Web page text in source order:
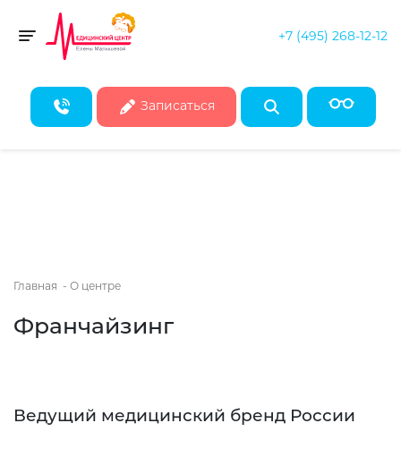
Toggle navigation +7 (495) 268-12-12
Записаться
Скидка 50% на все консультации врачей!*
августа
Главная - О центре
Франчайзинг
Ведущий медицинский бренд России